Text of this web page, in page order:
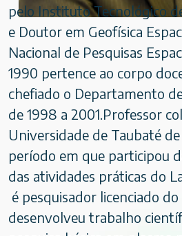
pelo Instituto Tecnológico
e Doutor em Geofísica
Nacional de Pesquisas
1990 pertence ao corpo
chefiado o Departamento
de 1998 a 2001.Professor
Universidade de Taubaté de
período em que participou
das atividades práticas do
é pesquisador licenciado
desenvolveu trabalho